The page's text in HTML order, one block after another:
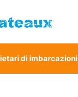
di imbarcazioni